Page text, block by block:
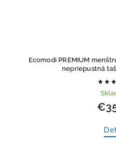
Ecomodi PREMIUM
nepriepustná